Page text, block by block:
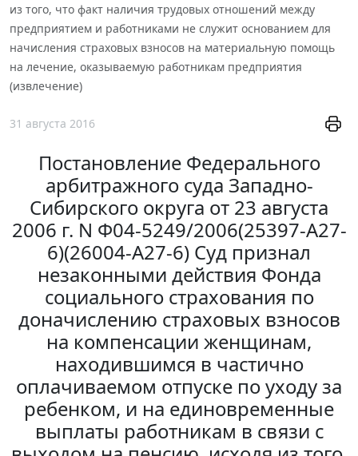
из того, что факт наличия трудовых отношений между
предприятием и работниками не служит основанием для
начисления страховых взносов на материальную помощь
на лечение, оказываемую работникам предприятия
(извлечение)
31 августа 2016
Постановление Федерального
арбитражного суда Западно-
Сибирского округа от 23 августа
2006 г. N Ф04-5249/2006(25397-А27-
6)(26004-А27-6) Суд признал
незаконными действия Фонда
социального страхования по
доначислению страховых взносов
на компенсации женщинам,
находившимся в частично
оплачиваемом отпуске по уходу за
ребенком, и на единовременные
выплаты работникам в связи с